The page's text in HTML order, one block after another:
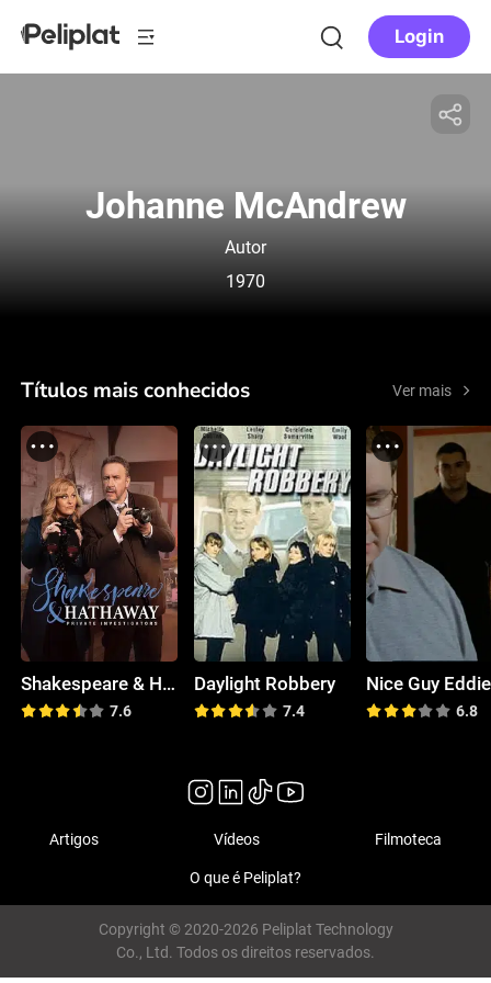
Login
Johanne McAndrew
Autor
1970
Títulos mais conhecidos Ver mais
Shakespeare & Hathaway
7.6
Daylight Robbery
7.4
Nice Guy Eddie
6.8
Artigos Vídeos Filmoteca
O que é Peliplat?
Copyright © 2020-2026 Peliplat Technology
Co., Ltd. Todos os direitos reservados.